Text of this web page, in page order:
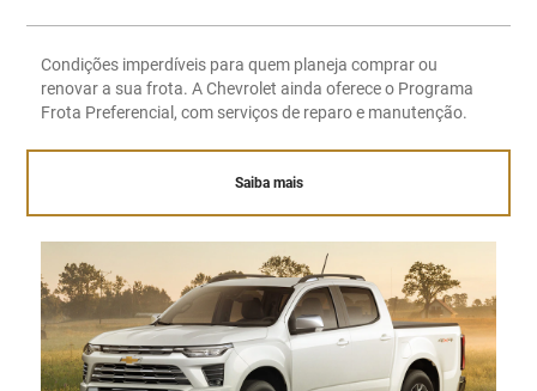
Condições imperdíveis para quem planeja comprar ou
renovar a sua frota. A Chevrolet ainda oferece o Programa
Frota Preferencial, com serviços de reparo e manutenção.
Saiba mais